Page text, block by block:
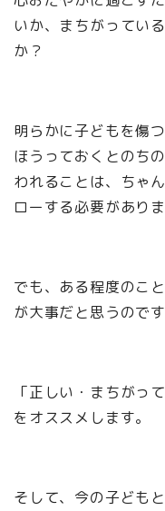
いか、まちがってい
か？
明らかに子どもを傷
ほうっておくとのち
われることは、ちゃ
ローする必要がありま
でも、ある程度のこ
が大事だと思うのです
「正しい・まちがっ
をオススメします。
そして、今の子ども